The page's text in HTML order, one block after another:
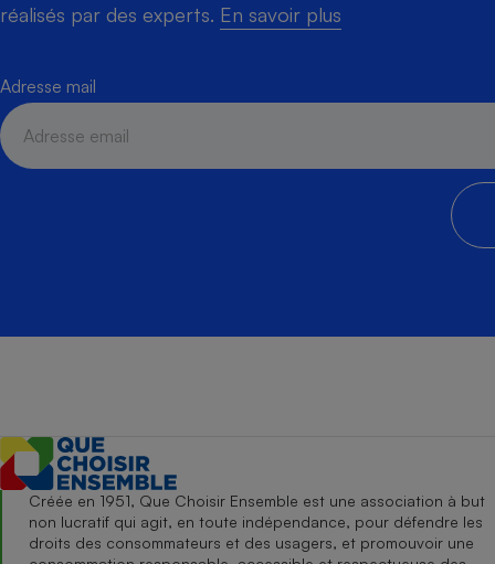
réalisés par des experts. En savoir plus
Adresse mail
Créée en 1951, Que Choisir Ensemble est une association à but
non lucratif qui agit, en toute indépendance, pour défendre les
droits des consommateurs et des usagers, et promouvoir une